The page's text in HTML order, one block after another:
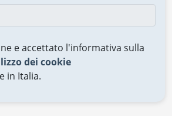
e accettato l'informativa sulla
dei cookie
in Italia.